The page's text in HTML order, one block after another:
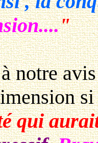
"
avis
qui